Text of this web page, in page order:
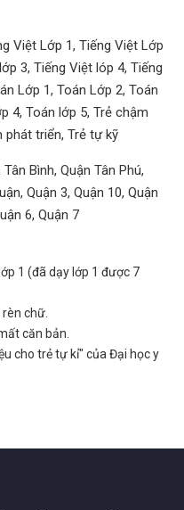
Việt Lớp 1, Tiếng Việt Lớp
3, Tiếng Việt lóp 4, Tiếng
Lớp 1, Toán Lớp 2, Toán
4, Toán lớp 5, Trẻ chậm
phát triển, Trẻ tự kỹ
Bình, Quận Tân Phú,
Quận 3, Quận 10, Quận
6, Quận 7
1 (đã dạy lớp 1 được 7
chữ.
căn bản.
cho trẻ tự kỉ" của Đại học y